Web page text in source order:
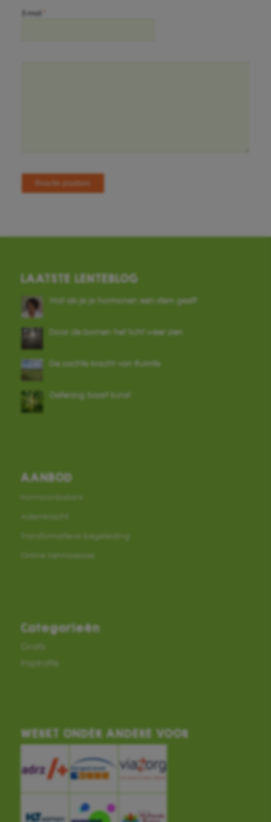
E-mail
LAATSTE LENTEBLOG
Wat als je je hormonen een stem geeft
Door de bomen het licht weer zien
De zachte kracht van Ruimte
Oefening baart kunst
AANBOD
Hormoonbalans
Ademkracht
Transformatieve begeleiding
Online kennissessies
Categorieën
Gratis
Inspiratie
WERKT ONDER ANDERE VOOR